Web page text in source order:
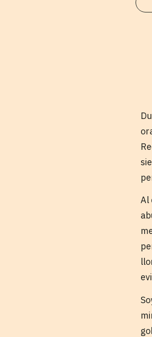
Al